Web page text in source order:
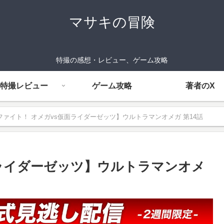
マサキの冒険
特撮の感想・レビュー、ゲーム攻略
特撮レビュー ゲーム攻略 著者のX
ァイト！ オメガvs仮面ライダーゼッツ】ウルトラマンオメガ 第14話
ダーゼッツ】ウルトラマンオメ